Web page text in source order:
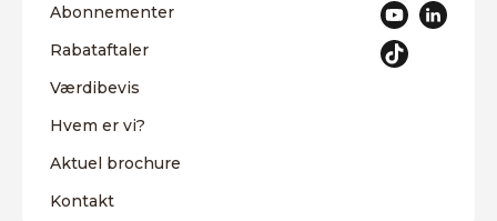
Abonnementer
Rabataftaler
Værdibevis
Hvem er vi?
Aktuel brochure
Kontakt